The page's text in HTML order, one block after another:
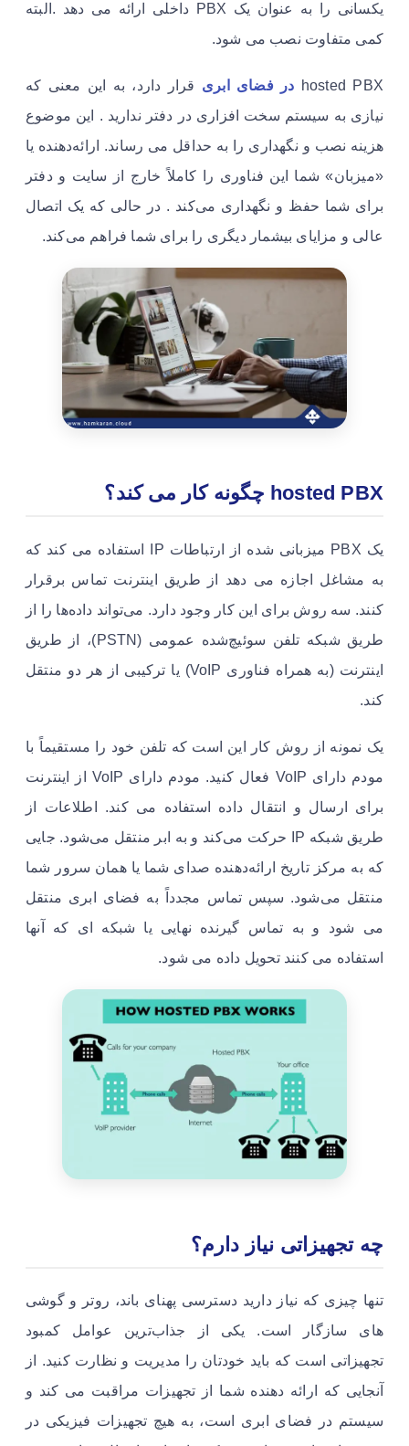
یکسانی را به عنوان یک PBX داخلی ارائه می دهد .البته
کمی متفاوت نصب می شود.
hosted PBX در فضای ابری قرار دارد، به این معنی که
نیازی به سیستم سخت افزاری در دفتر ندارید . این موضوع
هزینه نصب و نگهداری را به حداقل می رساند. ارائه‌دهنده یا
«میزبان» شما این فناوری را کاملاً خارج از سایت و دفتر
برای شما حفظ و نگهداری می‌کند . در حالی که یک اتصال
عالی و مزایای بیشمار دیگری را برای شما فراهم می‌کند.
hosted PBX چگونه کار می کند؟
یک PBX میزبانی شده از ارتباطات IP استفاده می کند که
به مشاغل اجازه می دهد از طریق اینترنت تماس برقرار
کنند. سه روش برای این کار وجود دارد. می‌تواند داده‌ها را از
طریق شبکه تلفن سوئیچ‌شده عمومی (PSTN)، از طریق
اینترنت (به همراه فناوری VoIP) یا ترکیبی از هر دو منتقل
کند.
یک نمونه از روش کار این است که تلفن خود را مستقیماً با
مودم دارای VoIP فعال کنید. مودم دارای VoIP از اینترنت
برای ارسال و انتقال داده استفاده می کند. اطلاعات از
طریق شبکه IP حرکت می‌کند و به ابر منتقل می‌شود. جایی
که به مرکز تاریخ ارائه‌دهنده صدای شما یا همان سرور شما
منتقل می‌شود. سپس تماس مجدداً به فضای ابری منتقل
می شود و به تماس گیرنده نهایی یا شبکه ای که آنها
استفاده می کنند تحویل داده می شود.
چه تجهیزاتی نیاز دارم؟
تنها چیزی که نیاز دارید دسترسی پهنای باند، روتر و گوشی
های سازگار است. یکی از جذاب‌ترین عوامل کمبود
تجهیزاتی است که باید خودتان را مدیریت و نظارت کنید. از
آنجایی که ارائه دهنده شما از تجهیزات مراقبت می کند و
سیستم در فضای ابری است، به هیچ تجهیزات فیزیکی در